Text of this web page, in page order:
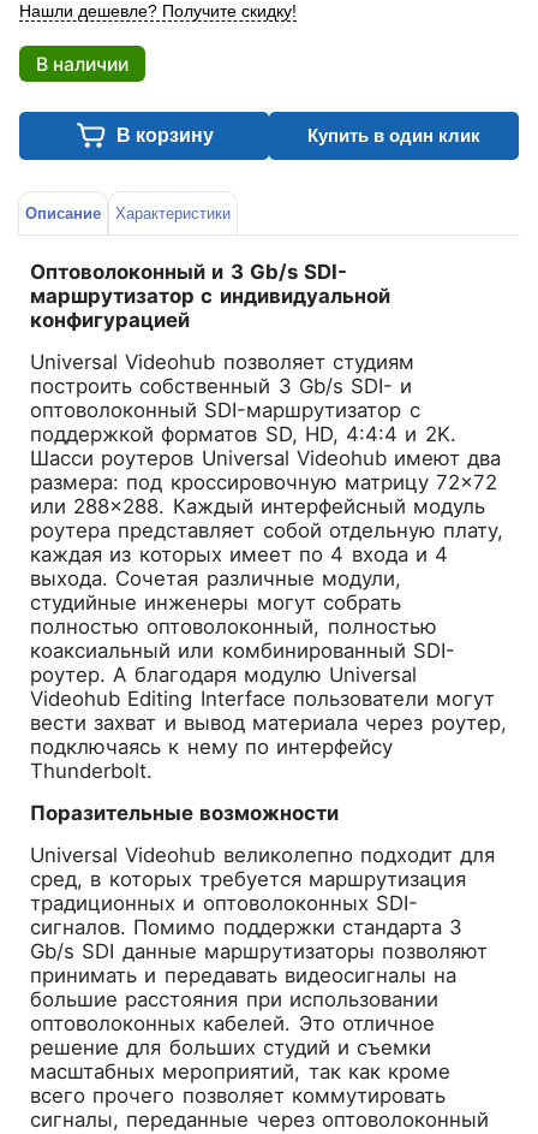
Нашли дешевле? Получите скидку!
В наличии
В корзину Купить в один клик
Описание Характеристики
Оптоволоконный и 3 Gb/s SDI-
маршрутизатор с индивидуальной
конфигурацией
Universal Videohub позволяет студиям
построить собственный 3 Gb/s SDI- и
оптоволоконный SDI-маршрутизатор с
поддержкой форматов SD, HD, 4:4:4 и 2K.
Шасси роутеров Universal Videohub имеют два
размера: под кроссировочную матрицу 72×72
или 288×288. Каждый интерфейсный модуль
роутера представляет собой отдельную плату,
каждая из которых имеет по 4 входа и 4
выхода. Сочетая различные модули,
студийные инженеры могут собрать
полностью оптоволоконный, полностью
коаксиальный или комбинированный SDI-
роутер. А благодаря модулю Universal
Videohub Editing Interface пользователи могут
вести захват и вывод материала через роутер,
подключаясь к нему по интерфейсу
Thunderbolt.
Поразительные возможности
Universal Videohub великолепно подходит для
сред, в которых требуется маршрутизация
традиционных и оптоволоконных SDI-
сигналов. Помимо поддержки стандарта 3
Gb/s SDI данные маршрутизаторы позволяют
принимать и передавать видеосигналы на
большие расстояния при использовании
оптоволоконных кабелей. Это отличное
решение для больших студий и съемки
масштабных мероприятий, так как кроме
всего прочего позволяет коммутировать
сигналы, переданные через оптоволоконный